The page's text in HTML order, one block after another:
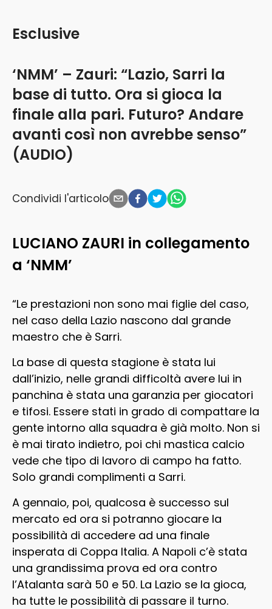
‘NMM’ – Zauri: “Lazio, Sarri la
base di tutto. Ora si gioca la
finale alla pari. Futuro? Andare
avanti così non avrebbe senso”
(AUDIO)
Esclusive
Condividi l'articolo
LUCIANO ZAURI in collegamento
a ‘NMM’
“Le prestazioni non sono mai figlie del caso,
nel caso della Lazio nascono dal grande
maestro che è Sarri.
La base di questa stagione è stata lui
dall’inizio, nelle grandi difficoltà avere lui in
panchina è stata una garanzia per giocatori
e tifosi. Essere stati in grado di compattare la
gente intorno alla squadra è già molto. Non si
è mai tirato indietro, poi chi mastica calcio
vede che tipo di lavoro di campo ha fatto.
Solo grandi complimenti a Sarri.
A gennaio, poi, qualcosa è successo sul
mercato ed ora si potranno giocare la
possibilità di accedere ad una finale
insperata di Coppa Italia. A Napoli c’è stata
una grandissima prova ed ora contro
l’Atalanta sarà 50 e 50. La Lazio se la gioca,
ha tutte le possibilità di passare il turno.